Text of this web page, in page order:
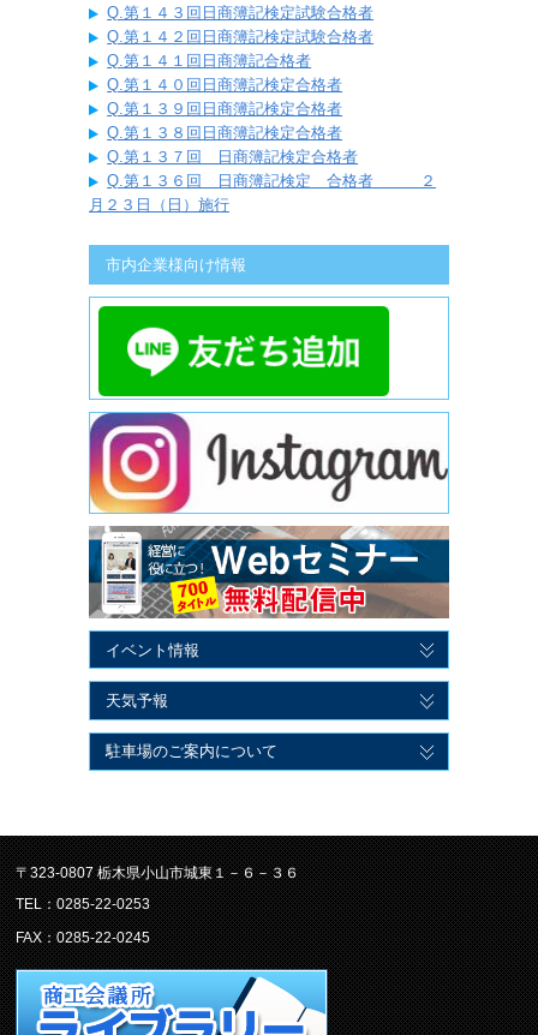
Q.第１４３回日商簿記検定試験合格者
Q.第１４２回日商簿記検定試験合格者
Q.第１４１回日商簿記合格者
Q.第１４０回日商簿記検定合格者
Q.第１３９回日商簿記検定合格者
Q.第１３８回日商簿記検定合格者
Q.第１３７回 日商簿記検定合格者
Q.第１３６回 日商簿記検定 合格者 ２
月２３日（日）施行
市内企業様向け情報
イベント情報
天気予報
駐車場のご案内について
〒323-0807 栃木県小山市城東１－６－３６
TEL：0285-22-0253
FAX：0285-22-0245